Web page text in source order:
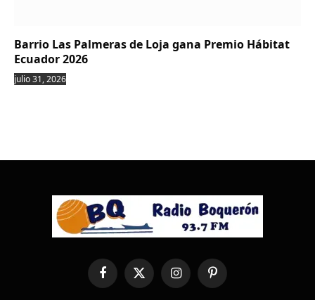
Barrio Las Palmeras de Loja gana Premio Hábitat
Ecuador 2026
julio 31, 2026
FacebookX
(Twitter)
InstagramPinterest